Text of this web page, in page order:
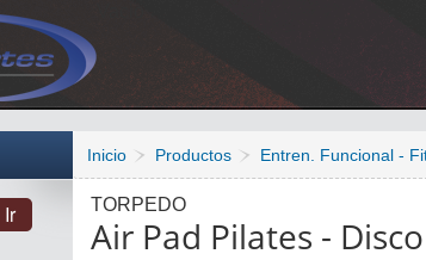
Inicio Productos Entren. Funcional -
TORPEDO
Air Pad Pilates -